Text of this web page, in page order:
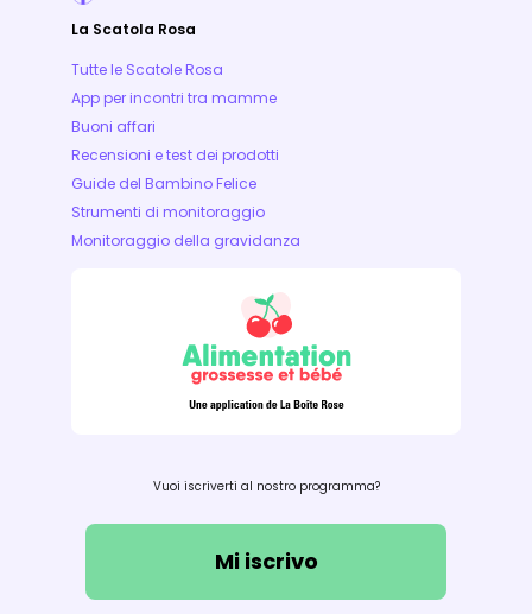
La Scatola Rosa
Tutte le Scatole Rosa
App per incontri tra mamme
Buoni affari
Recensioni e test dei prodotti
Guide del Bambino Felice
Strumenti di monitoraggio
Monitoraggio della gravidanza
Vuoi iscriverti al nostro programma?
Mi iscrivo